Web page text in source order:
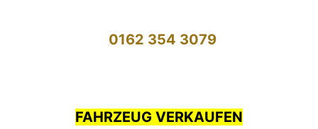
0162 354 3079
FAHRZEUG VERKAUFEN